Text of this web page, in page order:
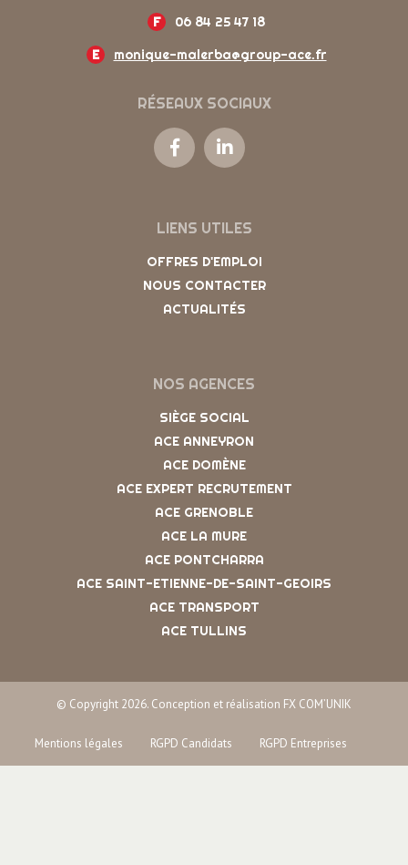
F
06 84 25 47 18
E
monique-malerba@group-ace.fr
RÉSEAUX SOCIAUX
LIENS UTILES
OFFRES D'EMPLOI
NOUS CONTACTER
ACTUALITÉS
NOS AGENCES
SIÈGE SOCIAL
ACE ANNEYRON
ACE DOMÈNE
ACE EXPERT RECRUTEMENT
ACE GRENOBLE
ACE LA MURE
ACE PONTCHARRA
ACE SAINT-ETIENNE-DE-SAINT-GEOIRS
ACE TRANSPORT
ACE TULLINS
© Copyright 2026. Conception et réalisation FX COM’UNIK
RGPD Entreprises
RGPD Candidats
Mentions légales